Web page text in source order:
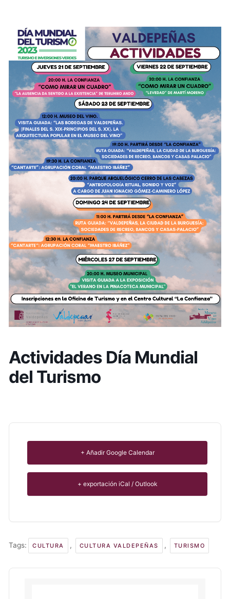
Actividades Día Mundial
del Turismo
+ Añadir Google Calendar
+ exportación iCal / Outlook
Tags: CULTURA , CULTURA VALDEPEÑAS , TURISMO